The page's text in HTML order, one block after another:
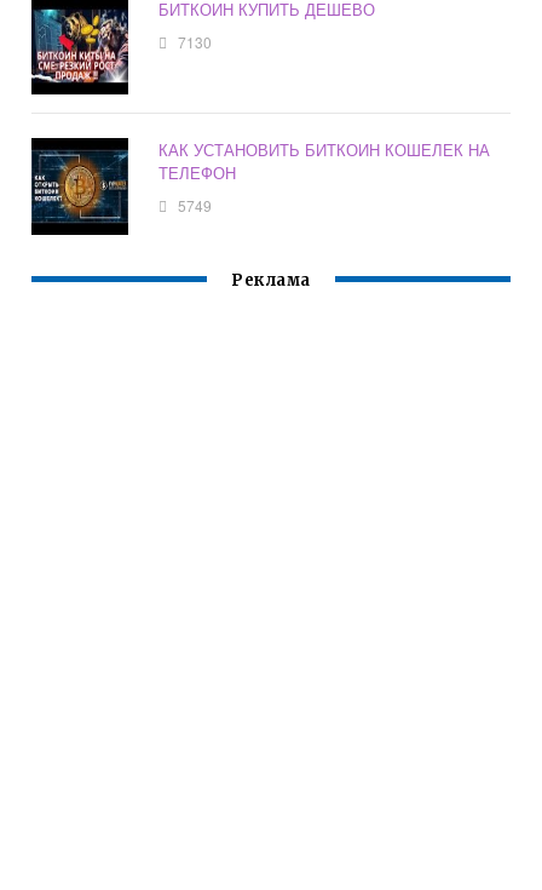
БИТКОИН КУПИТЬ ДЕШЕВО
7130
КАК УСТАНОВИТЬ БИТКОИН КОШЕЛЕК НА
ТЕЛЕФОН
5749
Реклама